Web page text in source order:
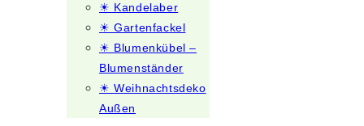
☀ Kandelaber
☀ Gartenfackel
☀ Blumenkübel –
Blumenständer
☀ Weihnachtsdeko
Außen